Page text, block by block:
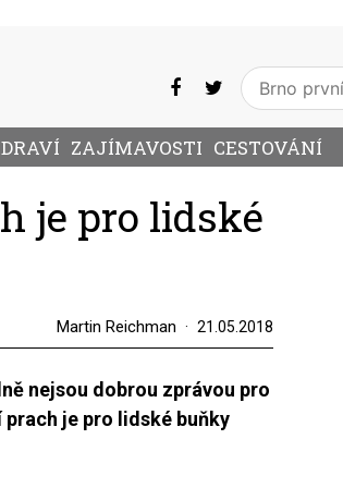
ZAJÍMAVOSTI CESTOVÁNÍ
je pro lidské
Martin Reichman 21.05.2018
nejsou dobrou zprávou pro
prach je pro lidské buňky